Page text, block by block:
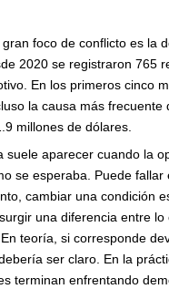
gran foco de conflicto es la
2020 se registraron 765
En los primeros cinco
la causa más frecuente
millones de dólares.
suele aparecer cuando la
se esperaba. Puede fallar
cambiar una condición
una diferencia entre lo
teoría, si corresponde
ser claro. En la
terminan enfrentando